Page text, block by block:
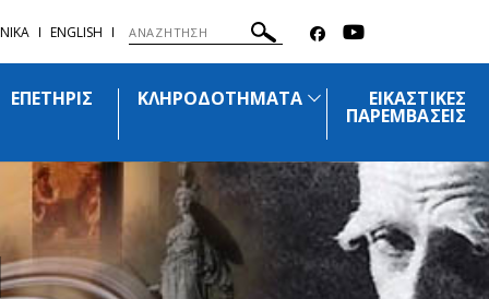
ENGLISH
ΕΠΕΤΗΡΙΣ ΚΛΗΡΟΔΟΤΗΜΑΤΑ ΕΙΚΑΣΤΙΚΕΣ
ΠΑΡΕΜΒΑΣΕΙΣ